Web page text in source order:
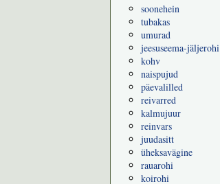
soonehein
tubakas
umurad
jeesuseema-jäljerohi
kohv
naispujud
päevalilled
reivarred
kalmujuur
reinvars
juudasitt
üheksavägine
rauarohi
koirohi